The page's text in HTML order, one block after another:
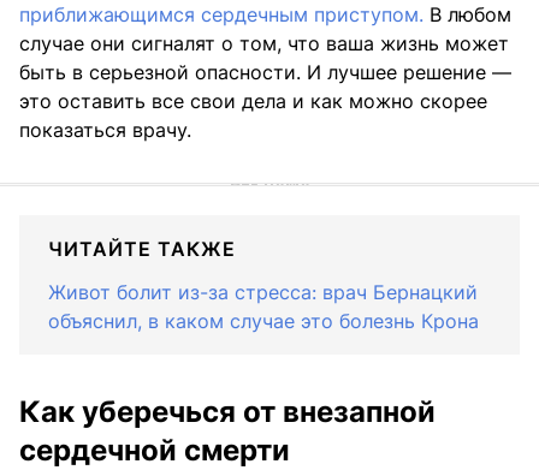
приближающимся сердечным приступом. В любом
случае они сигналят о том, что ваша жизнь может
быть в серьезной опасности. И лучшее решение —
это оставить все свои дела и как можно скорее
показаться врачу.
ЧИТАЙТЕ ТАКЖЕ
Живот болит из-за стресса: врач Бернацкий
объяснил, в каком случае это болезнь Крона
Как уберечься от внезапной
сердечной смерти